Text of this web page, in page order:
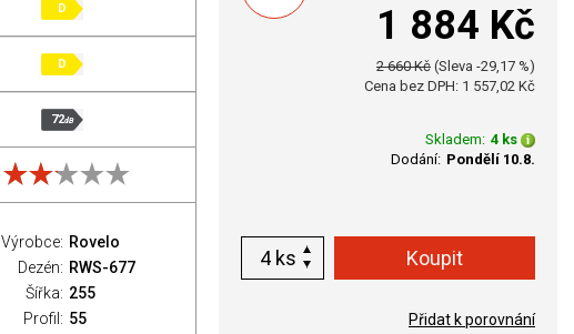
D
D
72dB
Výrobce: Rovelo
Dezén: RWS-677
Šířka: 255
Profil: 55
1 884 Kč
2 660 Kč (Sleva -29,17 %)
Cena bez DPH: 1 557,02 Kč
Skladem: 4 ks
Dodání: Pondělí 10.8.
ks
Přidat k porovnání